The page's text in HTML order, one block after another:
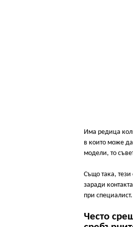
Има редица
в които може
модели, то
Също така, тези
заради
при специалист.
Често